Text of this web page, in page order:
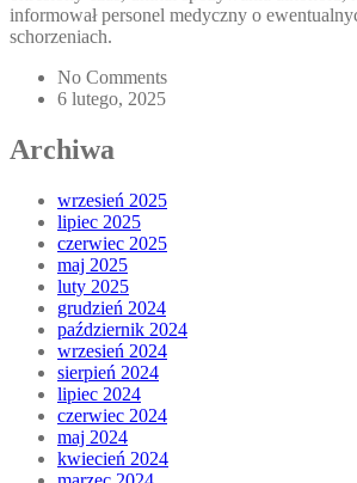
informował personel medyczny o
schorzeniach.
No Comments
6 lutego, 2025
Archiwa
wrzesień 2025
lipiec 2025
czerwiec 2025
maj 2025
luty 2025
grudzień 2024
październik 2024
wrzesień 2024
sierpień 2024
lipiec 2024
czerwiec 2024
maj 2024
kwiecień 2024